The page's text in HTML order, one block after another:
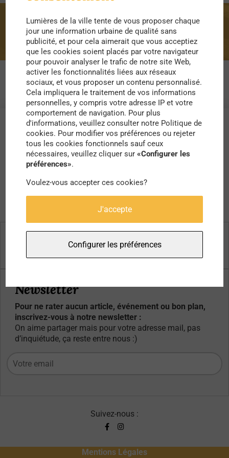
parkour
Newsletter
Pour ne rater aucun article, événement ou bon plan,
inscrivez-vous à notre newsletter :
On aime partager mais pour votre adresse mail, pas
d’inquiétude, ça reste entre nous :)
Suivez-nous :
Mentions Légales
Lumières de la ville tente de vous proposer chaque
jour une information urbaine de qualité sans
publicité, et pour cela aimerait que vous acceptiez
que les cookies soient placés par votre navigateur
pour pouvoir analyser le trafic de notre site Web,
activer les fonctionnalités liées aux réseaux
sociaux, et vous proposer un contenu personnalisé.
Cela impliquera le traitement de vos informations
personnelles, y compris votre adresse IP et votre
comportement de navigation. Pour plus
d'informations, veuillez consulter notre Politique de
cookies. Pour modifier vos préférences ou rejeter
tous les cookies fonctionnels sauf ceux
nécessaires, veuillez cliquer sur«Configurer les
préférences».
Voulez-vous accepter ces cookies?
J'accepte
Configurer les préférences